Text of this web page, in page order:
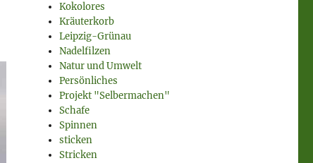
Kokolores
Kräuterkorb
Leipzig-Grünau
Nadelfilzen
Natur und Umwelt
Persönliches
Projekt "Selbermachen"
Schafe
Spinnen
sticken
Stricken